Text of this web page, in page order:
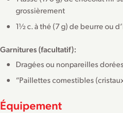
grossièrement
1½ c. à thé (7 g) de beurre ou
Garnitures (facultatif):
Dragées ou nonpareilles
“Paillettes comestibles
Équipement